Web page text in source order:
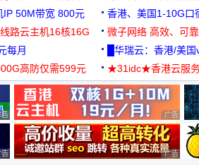
99元/月起
IP 50M带宽 800元 香港、美国1-10G口
路云主机16核16G
微子网络 高效、可
每月 █华瑞云：香港/美
高防仅需599元
★31idc★香港云服
用◆
商业广告，理性选择 广告 商业
告 商业广告，理性选择 广告 商业